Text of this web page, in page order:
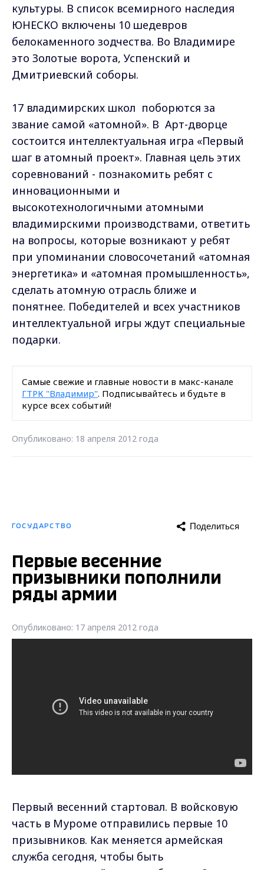
культуры. В список всемирного наследия
ЮНЕСКО включены 10 шедевров
белокаменного зодчества. Во Владимире
это Золотые ворота, Успенский и
Дмитриевский соборы.
17 владимирских школ поборются за
звание самой «атомной». В Арт-дворце
состоится интеллектуальная игра «Первый
шаг в атомный проект». Главная цель этих
соревнований - познакомить ребят с
инновационными и
высокотехнологичными атомными
владимирскими производствами, ответить
на вопросы, которые возникают у ребят
при упоминании словосочетаний «атомная
энергетика» и «атомная промышленность»,
сделать атомную отрасль ближе и
понятнее. Победителей и всех участников
интеллектуальной игры ждут специальные
подарки.
Самые свежие и главные новости в макс-канале
ГТРК "Владимир". Подписывайтесь и будьте в
курсе всех событий!
Опубликовано: 18 апреля 2012 года
ГОСУДАРСТВО Поделиться
Первые весенние
призывники пополнили
ряды армии
Опубликовано: 17 апреля 2012 года
Первый весенний стартовал. В войсковую
часть в Муроме отправились первые 10
призывников. Как меняется армейская
служба сегодня, чтобы быть